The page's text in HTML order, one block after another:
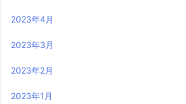
2023年4月
2023年3月
2023年2月
2023年1月